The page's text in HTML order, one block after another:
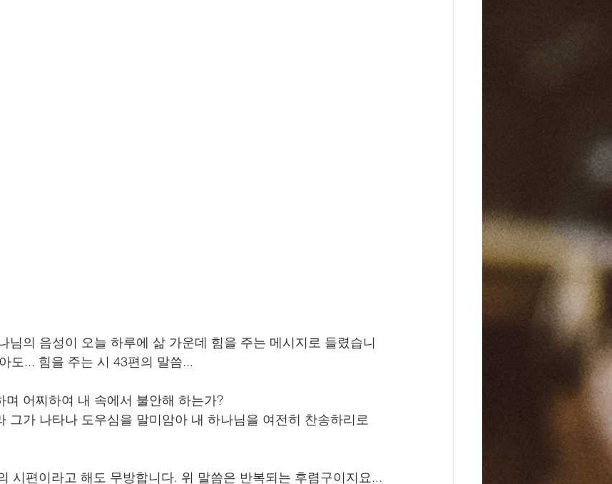
님의 음성이 오늘 하루에 삶 가운데 힘을 주는 메시지로 들렸습니
도... 힘을 주는 시 43편의 말씀...
며 어찌하여 내 속에서 불안해 하는가?
그가 나타나 도우심을 말미암아 내 하나님을 여전히 찬송하리로
시편이라고 해도 무방합니다. 위 말씀은 반복되는 후렴구이지요...